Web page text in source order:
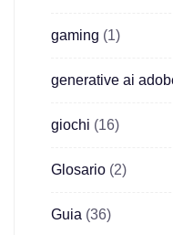
gaming (1)
generative ai
giochi (16)
Glosario (2)
Guia (36)